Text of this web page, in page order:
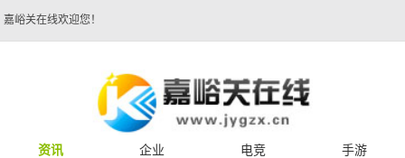
嘉峪关在线欢迎您！
资讯 企业 电竞
手游